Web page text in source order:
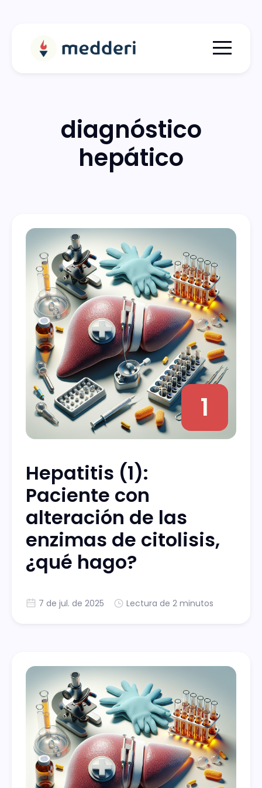
Menu
diagnóstico
hepático
1
Hepatitis (1):
Paciente con
alteración de las
enzimas de citolisis,
¿qué hago?
7 de jul. de 2025 Lectura de 2 minutos